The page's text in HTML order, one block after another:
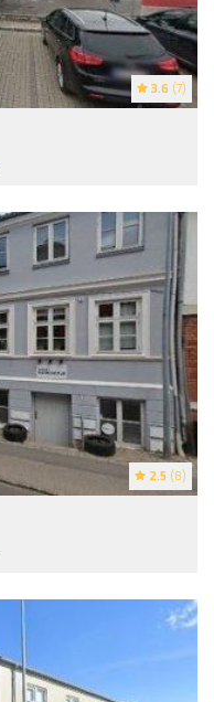
3.6 (7)
2.5 (8)